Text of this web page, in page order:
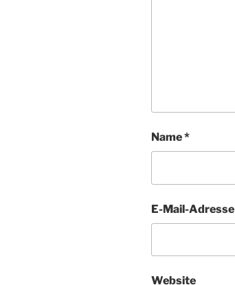
Name*
E-Mail-Adresse
Website